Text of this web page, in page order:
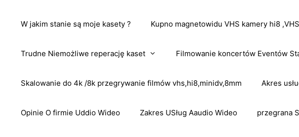
W jakim stanie są moje kasety ? Kupno magnetowidu VHS kamery hi8
Trudne Niemożliwe reperację kaset Filmowanie koncertów Eventów
Skalowanie do 4k /8k przegrywanie filmów vhs,hi8,minidv,8mm Akres
Opinie O firmie Uddio Wideo Zakres USług Aaudio Wideo przegrana